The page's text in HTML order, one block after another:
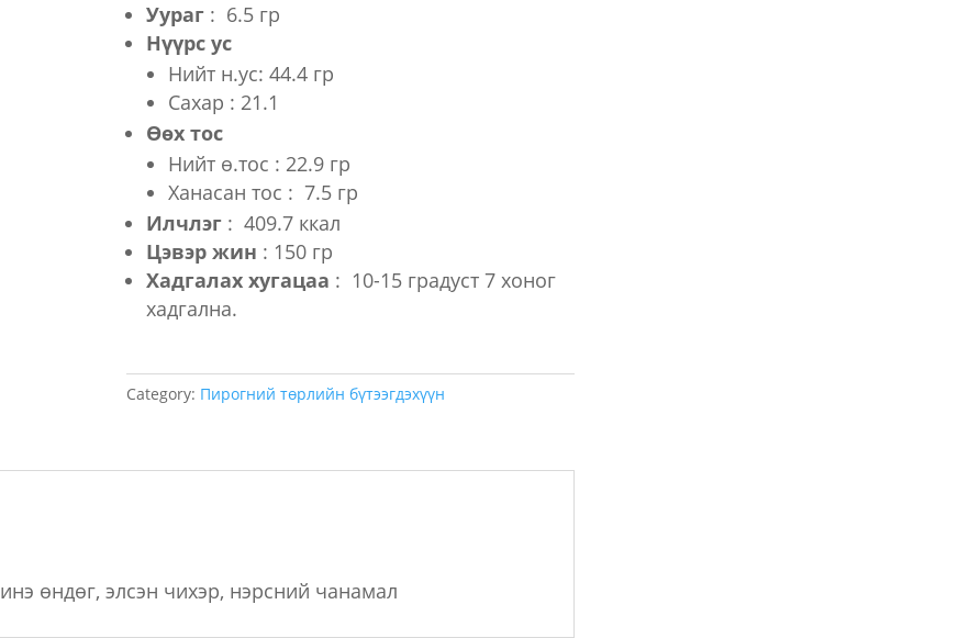
Уураг: 6.5 гр
Нүүрс ус
Нийт н.ус: 44.4 гр
Сахар : 21.1
Өөх тос
Нийт ө.тос : 22.9 гр
Ханасан тос : 7.5 гр
Илчлэг: 409.7 ккал
Цэвэр жин : 150 гр
Хадгалах хугацаа : 10-15 градуст 7 хоног
хадгална.
Category: Пирогний төрлийн бүтээгдэхүүн
өндөг, элсэн чихэр, нэрсний чанамал